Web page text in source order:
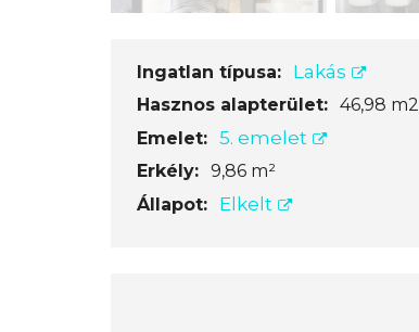
Ingatlan típusa: Lakás
Hasznos alapterület: 46,98 m2
Emelet: 5. emelet
Erkély: 9,86 m²
Állapot:
Elkelt